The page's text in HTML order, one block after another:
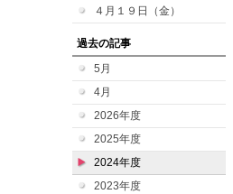
４月１９日（金）
過去の記事
5月
4月
2026年度
2025年度
2024年度
2023年度